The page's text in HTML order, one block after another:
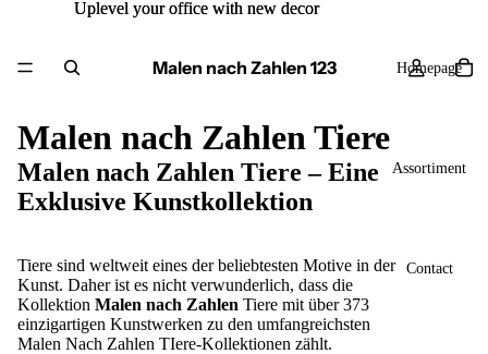
Uplevel your office with new decor
Uplevel your office with new decor
Malen nach Zahlen 123 Homepage
Assortiment
Contact
Malen nach Zahlen Tiere
Malen nach Zahlen Tiere – Eine
Exklusive Kunstkollektion
Tiere sind weltweit eines der beliebtesten Motive in der
Kunst. Daher ist es nicht verwunderlich, dass die
Kollektion Malen nach Zahlen Tiere mit über 373
einzigartigen Kunstwerken zu den umfangreichsten
Malen Nach Zahlen TIere-Kollektionen zählt.